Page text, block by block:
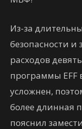
Из-за
безопасности
расходов
программы EFF
усложнен,
более длинная
пояснил